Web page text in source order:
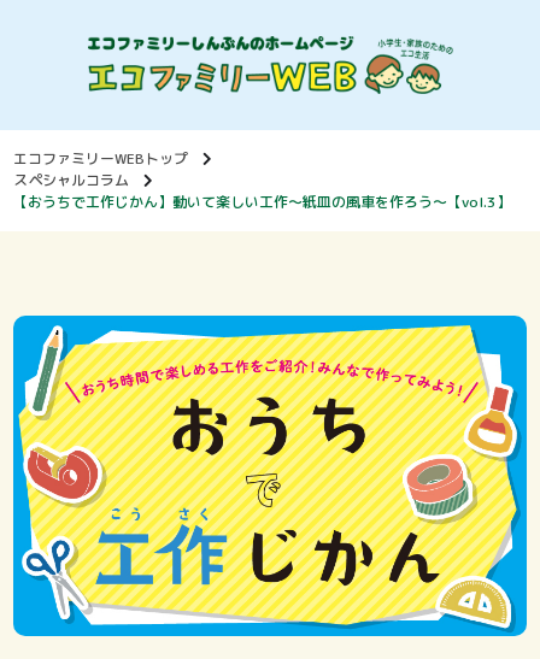
エコファミリーWEBトップ
スペシャルコラム
【おうちで工作じかん】動いて楽しい工作～紙皿の風車を作ろう～【vol.3】